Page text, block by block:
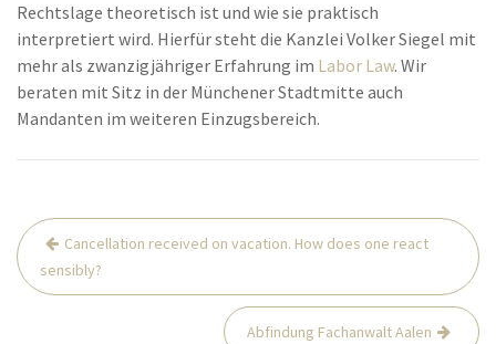
Rechtslage theoretisch ist und wie sie praktisch
interpretiert wird. Hierfür steht die Kanzlei Volker Siegel mit
mehr als zwanzigjähriger Erfahrung im Labor Law. Wir
beraten mit Sitz in der Münchener Stadtmitte auch
Mandanten im weiteren Einzugsbereich.
Post
navigation
Cancellation received on vacation. How does one react
sensibly?
Abfindung Fachanwalt Aalen